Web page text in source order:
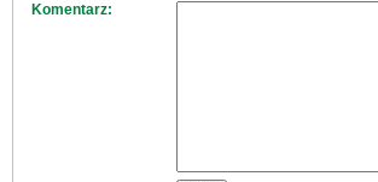
Komentarz: